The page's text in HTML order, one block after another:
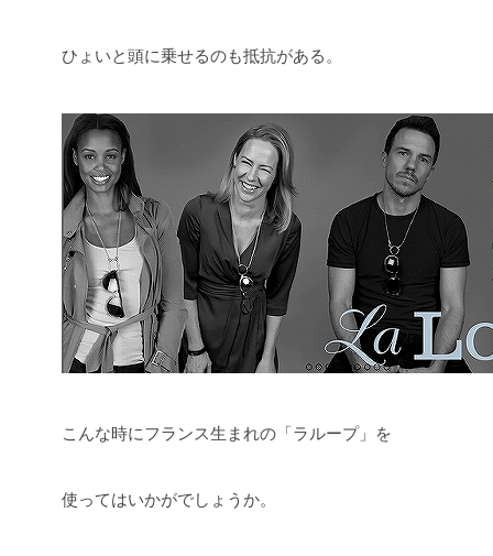
ひょいと頭に乗せるのも抵抗がある。
こんな時にフランス生まれの「ラループ」を
使ってはいかがでしょうか。